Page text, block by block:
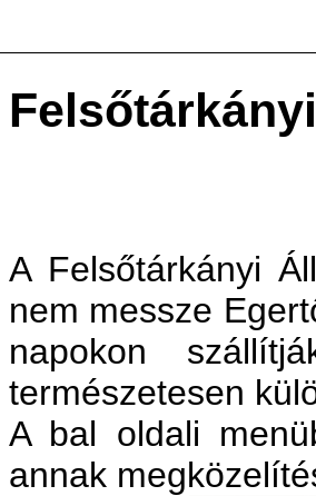
A Felsőtárkányi
nem messze
napokon
természetesen
A bal oldali
annak